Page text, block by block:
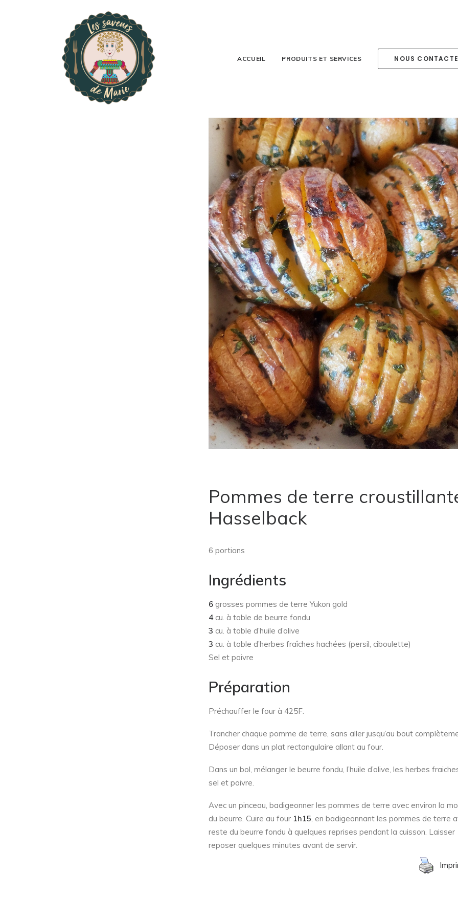
ACCUEIL PRODUITS ET SERVICES NOUS
Pommes de terre
Hasselback
6 portions
Ingrédients
6 grosses pommes de terre Yukon gold
4 cu. à table de beurre fondu
3 cu. à table d’huile d’olive
3 cu. à table d’herbes fraîches hachées (persil, ciboulette)
Sel et poivre
Préparation
Préchauffer le four à 425F.
Trancher chaque pomme de terre, sans aller jusqu’au bout
Déposer dans un plat rectangulaire allant au four.
Dans un bol, mélanger le beurre fondu, l’huile d’olive, les herbes
sel et poivre.
Avec un pinceau, badigeonner les pommes de terre avec environ la
du beurre. Cuire au four 1h15, en badigeonnant les pommes de terre
reste du beurre fondu à quelques reprises pendant la cuisson. Laisser
reposer quelques minutes avant de servir.